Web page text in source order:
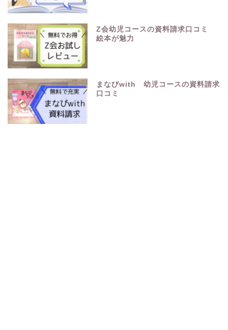
Z会幼児コースの資料請求口コミ
絵本が魅力
まなびwith 幼児コースの資料請求
口コミ